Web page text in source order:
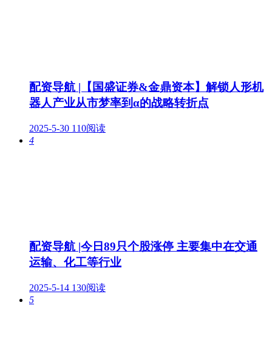
配资导航 |【国盛证券&金鼎资本】解锁人形机
器人产业从市梦率到α的战略转折点
2025-5-30 110阅读
4
配资导航 |今日89只个股涨停 主要集中在交通
运输、化工等行业
2025-5-14 130阅读
5